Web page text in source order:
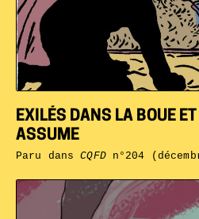
EXILÉS DANS LA BOUE ET
ASSUME
Paru dansCQFDn°204